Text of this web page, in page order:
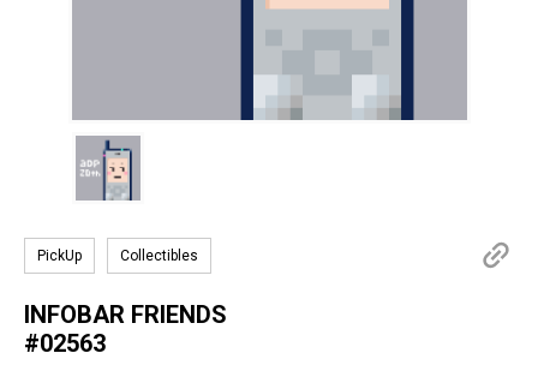
PickUp Collectibles
INFOBAR FRIENDS
#02563